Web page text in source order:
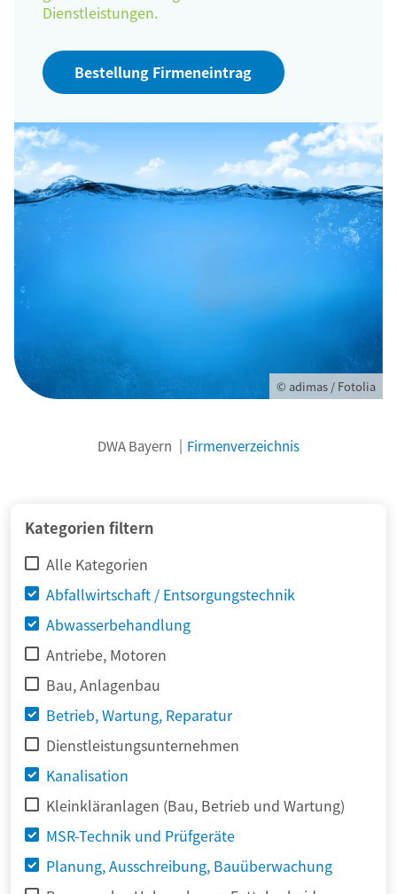
Dienstleistungen.
Bestellung Firmeneintrag
© adimas / Fotolia
DWA Bayern Firmenverzeichnis
Kategorien filtern
Alle Kategorien
Abfallwirtschaft / Entsorgungstechnik
Abwasserbehandlung
Antriebe, Motoren
Bau, Anlagenbau
Betrieb, Wartung, Reparatur
Dienstleistungsunternehmen
Kanalisation
Kleinkläranlagen (Bau, Betrieb und Wartung)
MSR-Technik und Prüfgeräte
Planung, Ausschreibung, Bauüberwachung